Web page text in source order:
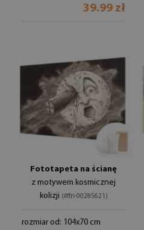
39.99 zł
Fototapeta na ścianę
z motywem kosmicznej
kolizji (#ffn-00285621)
rozmiar od: 104x70 cm